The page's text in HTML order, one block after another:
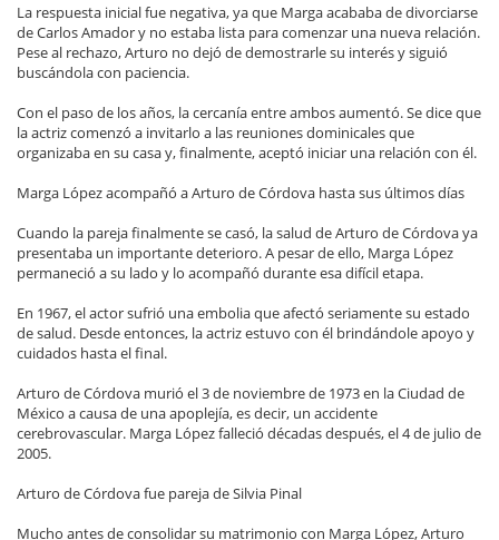
La respuesta inicial fue negativa, ya que Marga acababa de divorciarse
de Carlos Amador y no estaba lista para comenzar una nueva relación.
Pese al rechazo, Arturo no dejó de demostrarle su interés y siguió
buscándola con paciencia.
Con el paso de los años, la cercanía entre ambos aumentó. Se dice que
la actriz comenzó a invitarlo a las reuniones dominicales que
organizaba en su casa y, finalmente, aceptó iniciar una relación con él.
Marga López acompañó a Arturo de Córdova hasta sus últimos días
Cuando la pareja finalmente se casó, la salud de Arturo de Córdova ya
presentaba un importante deterioro. A pesar de ello, Marga López
permaneció a su lado y lo acompañó durante esa difícil etapa.
En 1967, el actor sufrió una embolia que afectó seriamente su estado
de salud. Desde entonces, la actriz estuvo con él brindándole apoyo y
cuidados hasta el final.
Arturo de Córdova murió el 3 de noviembre de 1973 en la Ciudad de
México a causa de una apoplejía, es decir, un accidente
cerebrovascular. Marga López falleció décadas después, el 4 de julio de
2005.
Arturo de Córdova fue pareja de Silvia Pinal
Mucho antes de consolidar su matrimonio con Marga López, Arturo